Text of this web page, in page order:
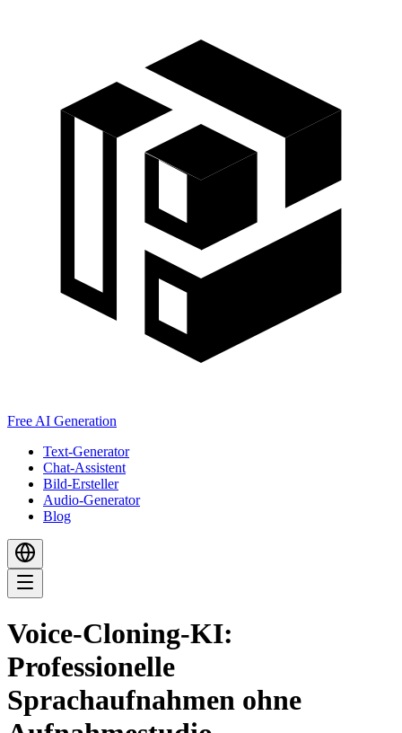
Free AI Generation
Text-Generator
Chat-Assistent
Bild-Ersteller
Audio-Generator
Blog
Voice-Cloning-KI:
Professionelle
Sprachaufnahmen ohne